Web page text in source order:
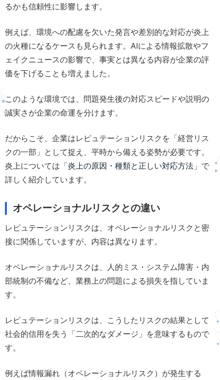
るかも信頼性に影響します。
例えば、環境への配慮を欠いた発言や差別的な対応が炎上
の火種になるケースも見られます。AIによる情報拡散やフ
ェイクニュースの影響で、事実とは異なる内容が企業の評
価を下げることも増えました。
このような環境では、問題発生後の対応スピードや説明の
誠実さが企業の命運を分けます。
だからこそ、企業はレピュテーションリスクを「経営リス
クの一部」として捉え、平時から備える姿勢が必要です。
炎上については「炎上の原因・種類と正しい対応方法 」で
詳しく紹介しています。
オペレーショナルリスクとの違い
レピュテーションリスクは、オペレーショナルリスクと密
接に関係していますが、内容は異なります。
オペレーショナルリスクは、人的ミス・システム障害・内
部統制の不備など、業務上の問題による損失を指していま
す。
レピュテーションリスクは、こうしたリスクの結果として
社会的信用を失う「二次的なダメージ」を意味するもので
す。
例えば情報漏れ（オペレーショナルリスク）が発生する